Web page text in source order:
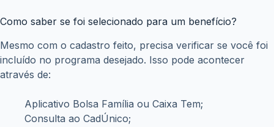
Como saber se foi selecionado para um benefício?
Mesmo com o cadastro feito, precisa verificar se você foi
incluído no programa desejado. Isso pode acontecer
através de:
Aplicativo Bolsa Família ou Caixa Tem;
Consulta ao CadÚnico;